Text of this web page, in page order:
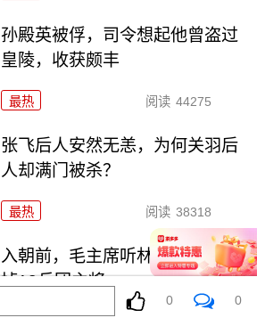
孙殿英被俘，司令想起他曾盗过
皇陵，收获颇丰
最热 阅读 44275
张飞后人安然无恙，为何关羽后
人却满门被杀？
最热 阅读 38318
入朝前，毛主席听林帅建议：换
掉13兵团主将
0 0